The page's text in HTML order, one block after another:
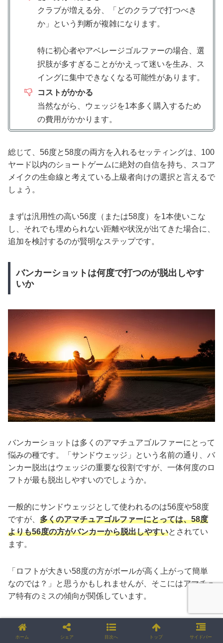
クラブが増える分、「どのクラブで打つべき
か」という判断が複雑になります。
特に初心者やアベレージゴルファーの場合、選
択肢が多すぎることがかえって迷いを生み、ス
イングに集中できなくなる可能性があります。
コストがかかる
当然ながら、ウェッジを1本多く購入するため
の費用がかかります。
総じて、56度と58度の両方を入れるセッティングは、100
ヤード以内のショートゲームに絶対の自信を持ち、スコア
メイクの生命線と考えている上級者向けの選択と言えるで
しょう。
まずは汎用性の高い56度（または58度）を1本使いこな
し、それでも埋められない距離や状況が出てきた場合に、
追加を検討するのが賢明なステップです。
バンカーショットは何度で打つのが脱出しやす
いか
バンカーショットは多くのアマチュアゴルファーにとって
悩みの種です。「サンドウェッジ」という名前の通り、バ
ンカー脱出はウェッジの重要な役割ですが、一体何度のロ
フトが最も脱出しやすいのでしょうか。
一般的にサンドウェッジとして使われるのは56度や58度
ですが、 多くのアマチュアゴルファーにとっては、58度
よりも56度の方がバンカーから脱出しやすいとされてい
ます。
「ロフトが大きい58度の方がボールが高く上がって簡単
なのでは？」と思うかもしれませんが、そこにはアマチュ
ア特有のミスの傾向が関係しています。
アマチュアのバンカーでのミスの多くは、ボールを高く上
げようとしすぎてスイングが緩み、ボールが前に飛ばずに
ホーム シェア 目次へ トップ サイドバー